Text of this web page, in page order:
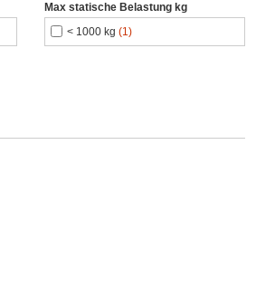
Max statische Belastung kg
< 1000 kg (1)